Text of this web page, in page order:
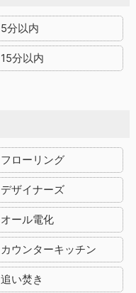
5分以内
15分以内
フローリング
デザイナーズ
オール電化
カウンターキッチン
追い焚き